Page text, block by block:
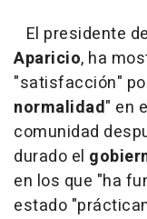
El presidente
Aparicio, ha
"satisfacción"
normalidad" en
comunidad
durado el
en los que "ha
estado